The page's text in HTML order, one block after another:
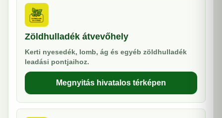
Zöldhulladék átvevőhely
Kerti nyesedék, lomb, ág és egyéb zöldhulladék
leadási pontjaihoz.
Megnyitás hivatalos térképen